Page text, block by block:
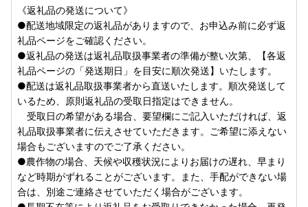
のお知らせの広報等に利用するものであり、それ以外の目的
で使用するものではありません。返礼品発送に関して、必要
最低限の範囲において返礼品取扱い事業者に通知します。
ーーーーーーーーーーーーーーーーーーーーーーーーーーー
ーーーーーーーーーーーーー
※重要※【『ヤマト運輸・転送対応の有料化』についてのお
しらせ】
令和5年6月1日発送分より転送サービスが有料となります
ーーーーーーーーーーーーーーーーーーーーーーーーーーー
ーーーーーーーーーーーーー
令和5年6月1日（木）受付分より荷物の送り状に記載された
住所以外にお届け先を変更（転送）する場合
送り状記載のお届け先から変更後のお届け先までの運賃（定
《返礼品の発送について》
●配送地域限定の返礼品がありますので、お申込み前に必ず返
礼品ページをご確認ください。
●返礼品の発送は返礼品取扱事業者の準備が整い次第、【各返
礼品ページの「発送期日」を目安に順次発送】いたします。
●配送は返礼品取扱事業者から直送いたします。順次発送して
いるため、原則返礼品の受取日指定はできません。
受取日の希望がある場合、要望欄にご記入いただければ、返
礼品取扱事業者に伝えさせていただきます。ご希望に添えない
場合もございますのでご了承ください。
●農作物の場合、天候や収穫状況によりお届けの遅れ、早まり
など時期がずれることがございます。また、手配ができない場
合は、別途ご連絡させていただく場合がございます。